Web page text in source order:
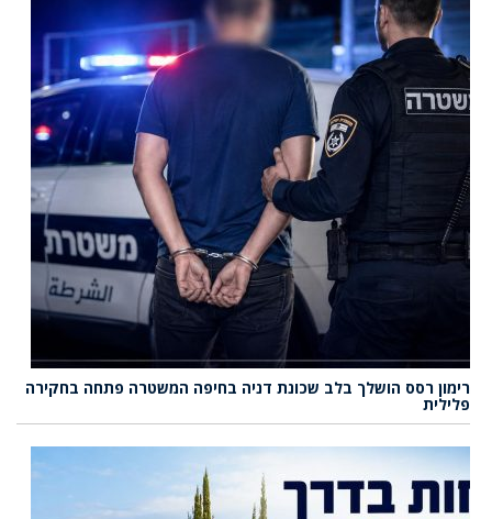
רימון רסס הושלך בלב שכונת דניה בחיפה המשטרה פתחה בחקירה
פלילית